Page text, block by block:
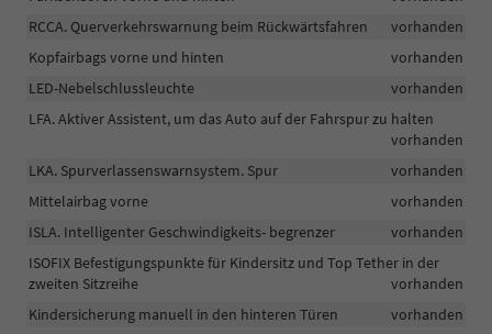
RCCA. Querverkehrswarnung beim Rückwärtsfahren
vorhanden
Kopfairbags vorne und hinten
vorhanden
LED-Nebelschlussleuchte
vorhanden
LFA. Aktiver Assistent, um das Auto auf der Fahrspur zu halten
vorhanden
LKA. Spurverlassenswarnsystem. Spur
vorhanden
Mittelairbag vorne
vorhanden
ISLA. Intelligenter Geschwindigkeits- begrenzer
vorhanden
ISOFIX Befestigungspunkte für Kindersitz und Top Tether in der
zweiten Sitzreihe
vorhanden
Kindersicherung manuell in den hinteren Türen
vorhanden